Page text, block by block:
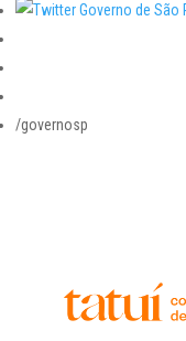
/governosp